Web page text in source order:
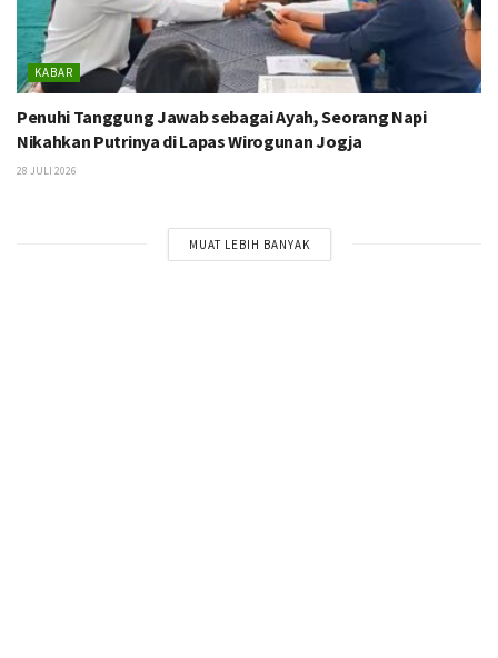
KABAR
Penuhi Tanggung Jawab sebagai Ayah, Seorang Napi
Nikahkan Putrinya di Lapas Wirogunan Jogja
28 JULI 2026
MUAT LEBIH BANYAK